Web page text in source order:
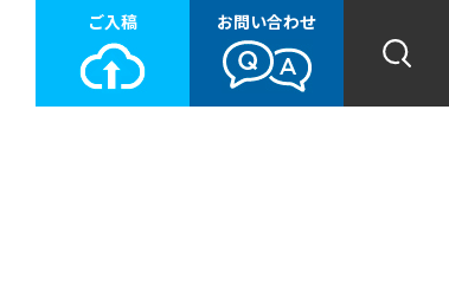
ご入稿 お問い合わせ